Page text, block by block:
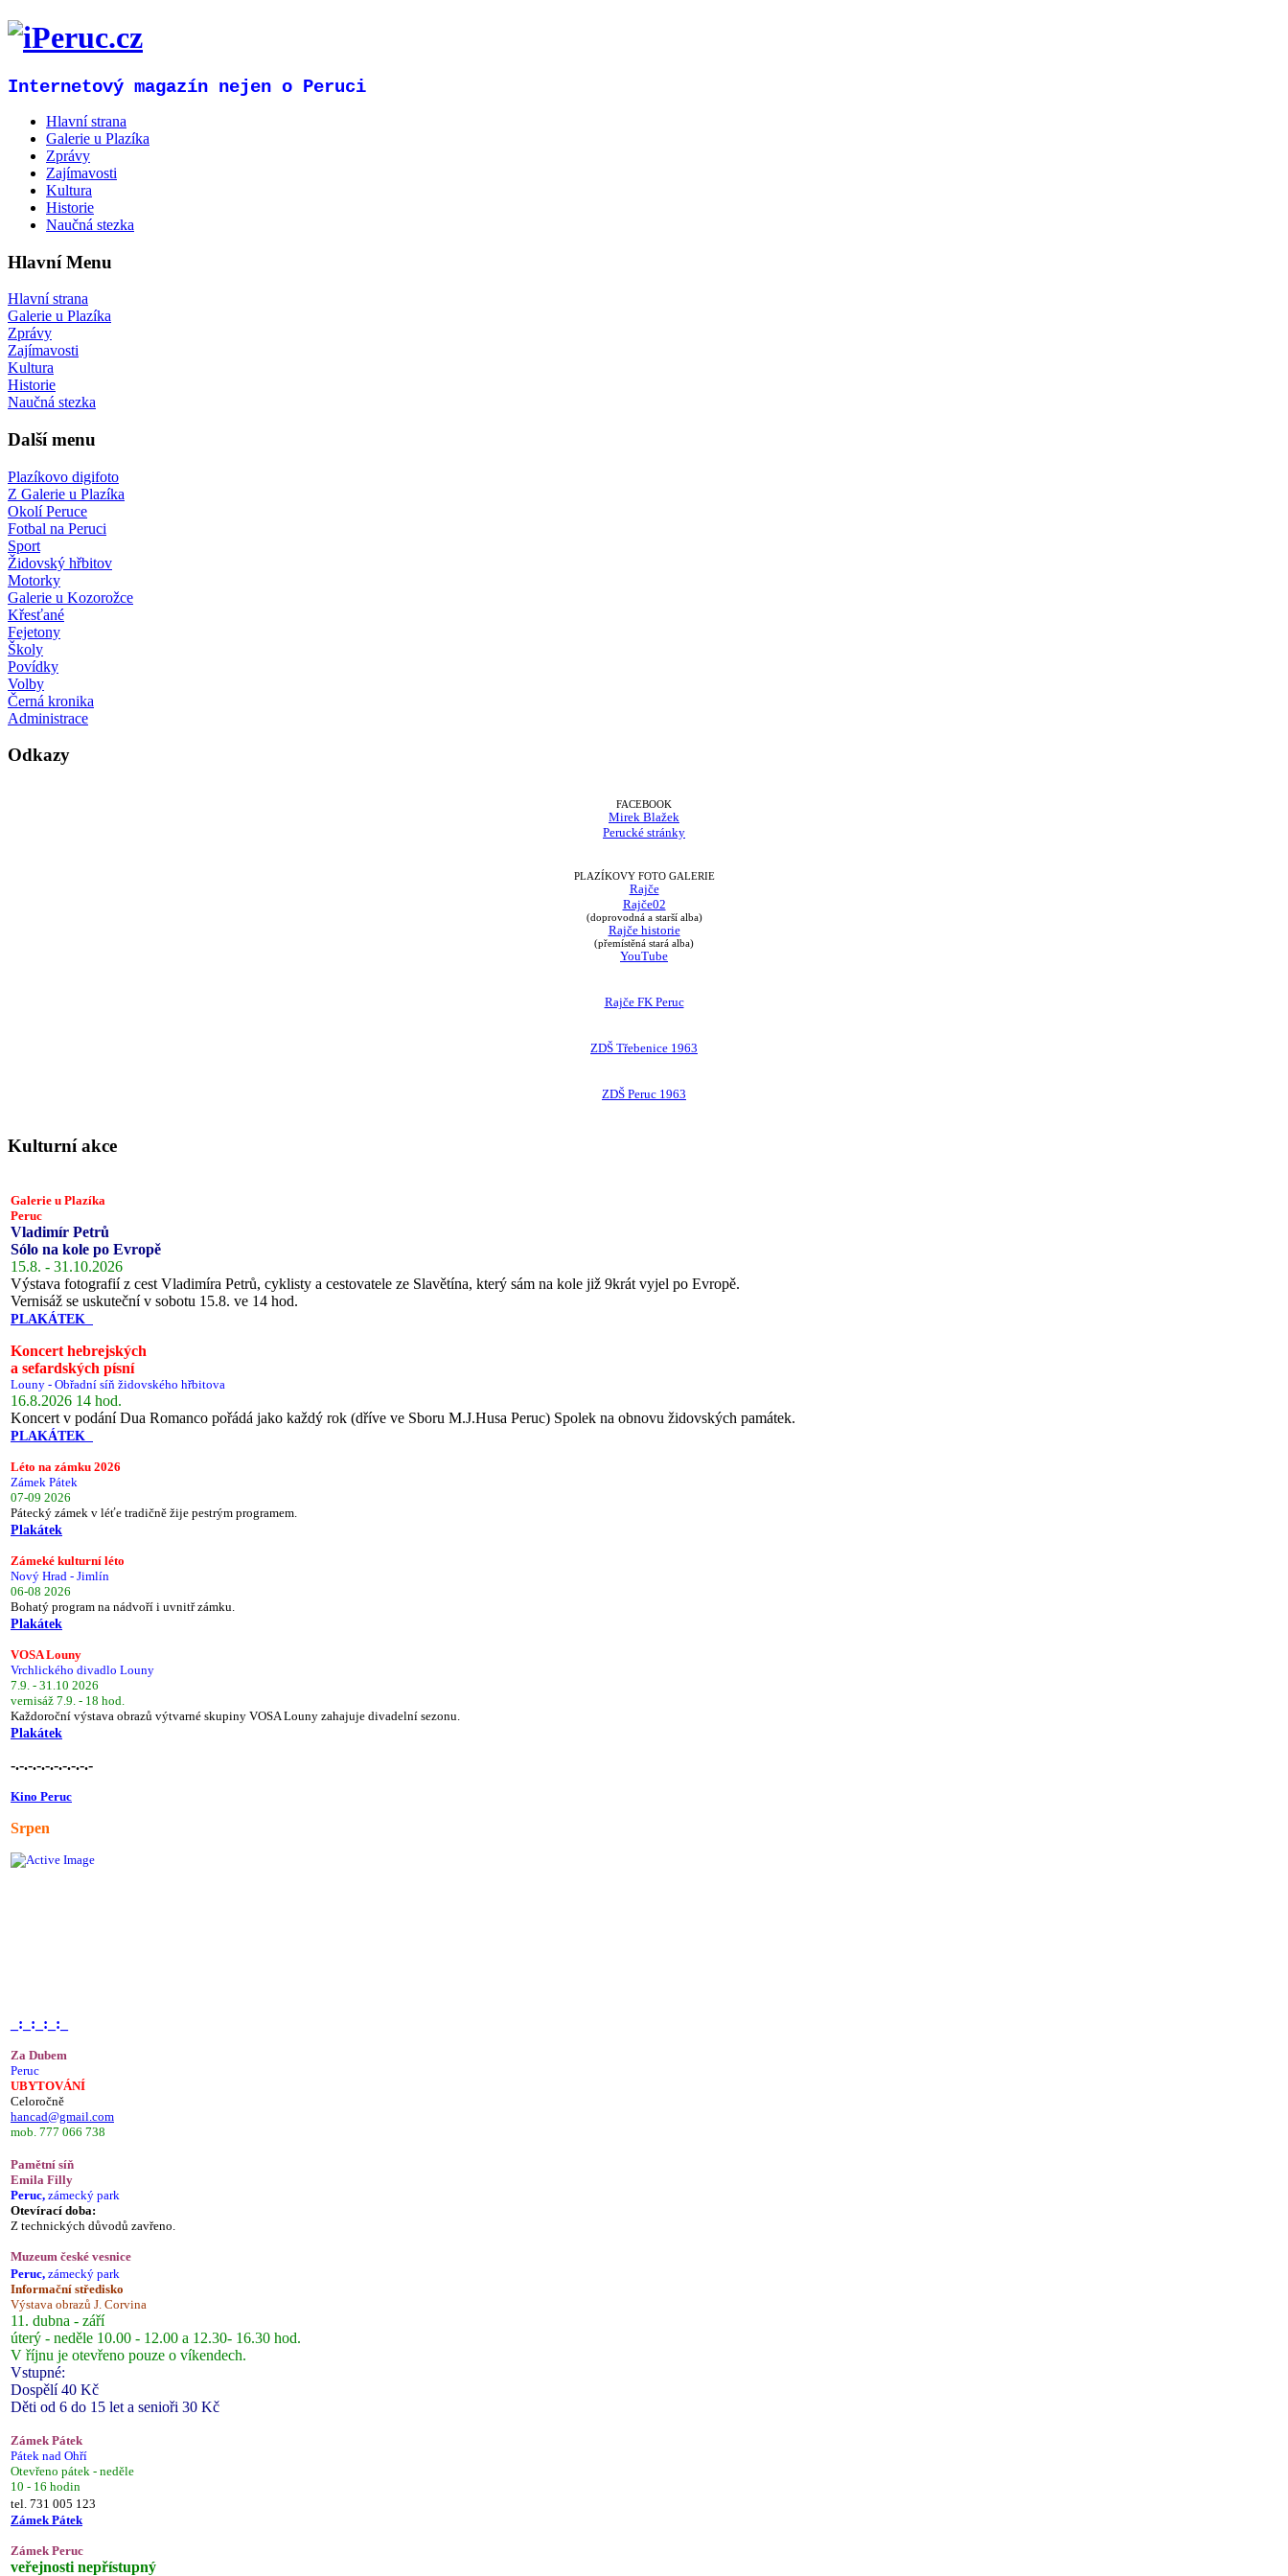
Internetový magazín nejen o Peruci
Hlavní strana
Galerie u Plazíka
Zprávy
Zajímavosti
Kultura
Historie
Naučná stezka
Hlavní Menu
Hlavní strana
Galerie u Plazíka
Zprávy
Zajímavosti
Kultura
Historie
Naučná stezka
Další menu
Plazíkovo digifoto
Z Galerie u Plazíka
Okolí Peruce
Fotbal na Peruci
Sport
Židovský hřbitov
Motorky
Galerie u Kozorožce
Křesťané
Fejetony
Školy
Povídky
Volby
Černá kronika
Administrace
Odkazy
FACEBOOK
Mirek Blažek
Perucké stránky
PLAZÍKOVY FOTO GALERIE
Rajče
Rajče02
(doprovodná a starší alba)
Rajče historie
(přemístěná stará alba)
YouTube
Rajče FK Peruc
ZDŠ Třebenice 1963
ZDŠ Peruc 1963
Kulturní akce
Galerie u Plazíka
Peruc
Vladimír Petrů
Sólo na kole po Evropě
15.8. - 31.10.2026
Výstava fotografií z cest Vladimíra Petrů, cyklisty a cestovatele ze Slavětína, který sám na kole již 9krát vyjel po Evropě.
Vernisáž se uskuteční v sobotu 15.8. ve 14 hod.
PLAKÁTEK
Koncert hebrejských
a sefardských písní
Louny - Obřadní síň židovského hřbitova
16.8.2026 14 hod.
Koncert v podání Dua Romanco pořádá jako každý rok (dříve ve Sboru M.J.Husa Peruc) Spolek na obnovu židovských památek.
PLAKÁTEK
Léto na zámku 2026
Zámek Pátek
07-09 2026
Pátecký zámek v léťe tradičně žije pestrým programem.
Plakátek
Zámeké kulturní léto
Nový Hrad - Jimlín
06-08 2026
Bohatý program na nádvoří i uvnitř zámku.
Plakátek
VOSA Louny
Vrchlického divadlo Louny
7.9. - 31.10 2026
vernisáž 7.9. - 18 hod.
Každoroční výstava obrazů výtvarné skupiny VOSA Louny zahajuje divadelní sezonu.
Plakátek
-.-.-.-.-.-.-.-.-.-
Kino Peruc
Srpen
_:_:_:_:_
Za Dubem
Peruc
UBYTOVÁNÍ
Celoročně
hancad@gmail.com
mob. 777 066 738
Pamětní síň
Emila Filly
Peruc, zámecký park
Otevírací doba:
Z technických důvodů zavřeno.
Muzeum české vesnice
Peruc, zámecký park
Informační středisko
Výstava obrazů J. Corvina
11. dubna - září
úterý - neděle 10.00 - 12.00 a 12.30- 16.30 hod.
V říjnu je otevřeno pouze o víkendech.
Vstupné:
Dospělí 40 Kč
Děti od 6 do 15 let a senioři 30 Kč
Zámek Pátek
Pátek nad Ohří
Otevřeno pátek - neděle
10 - 16 hodin
tel. 731 005 123
Zámek Pátek
Zámek Peruc
veřejnosti nepřístupný